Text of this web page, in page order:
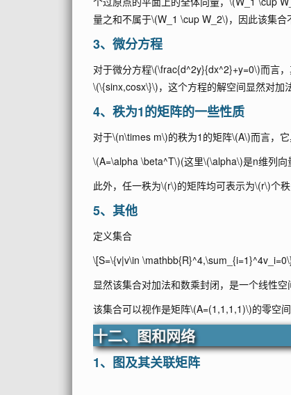
量之和不属于\(W_1 \cup W_2\)，因此该集合
3、微分方程
对于微分方程\(\frac{d^2y}{dx^2}+y=0\)而言
\(\{sinx,cosx\}\)，这个方程的解空间显然对加
4、秩为1的矩阵的一些性质
对于\(n\times m\)的秩为1的矩阵\(A\)而言，它
\(A=\alpha \beta^T\)(这里\(\alpha\)是n维列向
此外，任一秩为\(r\)的矩阵均可表示为\(r\)个
5、其他
定义集合
\[S=\{v|v\in
显然该集合对加法和数乘封闭，是一个线性空
该集合可以视作是矩阵\(A=(1,1,1,1)\)的零空
十二、图和网络
1、图及其关联矩阵